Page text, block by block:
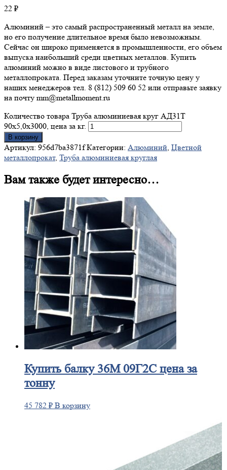
22 ₽
Алюминий – это самый распространенный металл на земле,
но его получение длительное время было невозможным.
Сейчас он широко применяется в промышленности, его объем
выпуска наибольший среди цветных металлов. Купить
алюминий можно в виде листового и трубного
металлопроката. Перед заказам уточните точную цену у
наших менеджеров тел. 8 (812) 509 60 52 или отправьте заявку
на почту mm@metallmoment.ru
Количество товара Труба алюминиевая круг АД31Т
90х5,0х3000, цена за кг.
В корзину
Артикул: 956d7ba3871f Категории: Алюминий, Цветной
металлопрокат, Труба алюминиевая круглая
Вам также будет интересно…
Купитьбалку 36М 09Г2С цена за
тонну
45 782 ₽ В корзину